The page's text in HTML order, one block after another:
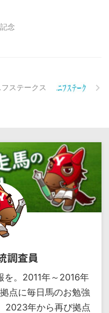
念
フステークス
調査員
を。2011年～2016年
点に毎日馬のお勉強
2023年から再び拠点